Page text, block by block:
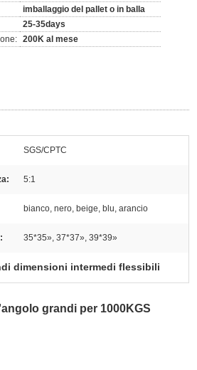
imballaggio del pallet o in balla
25-35days
200K al mese
SGS/CPTC
5:1
bianco, nero, beige, blu, arancio
35*35», 37*37», 39*39»
dimensioni intermedi flessibili
grandi per 1000KGS